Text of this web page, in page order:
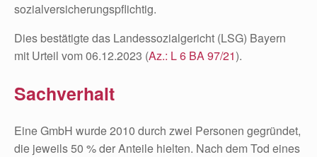
sozialversicherungspflichtig.
Dies bestätigte das Landessozialgericht (LSG) Bayern
mit Urteil vom 06.12.2023 (Az.: L 6 BA 97/21).
Sachverhalt
Eine GmbH wurde 2010 durch zwei Personen gegründet,
die jeweils 50 % der Anteile hielten. Nach dem Tod eines